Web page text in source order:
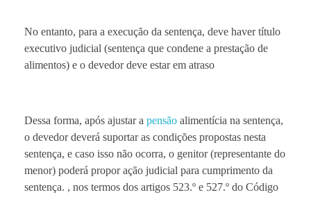
No entanto, para a execução da sentença, deve haver título
executivo judicial (sentença que condene a prestação de
alimentos) e o devedor deve estar em atraso
Dessa forma, após ajustar a pensão alimentícia na sentença,
o devedor deverá suportar as condições propostas nesta
sentença, e caso isso não ocorra, o genitor (representante do
menor) poderá propor ação judicial para cumprimento da
sentença. , nos termos dos artigos 523.º e 527.º do Código